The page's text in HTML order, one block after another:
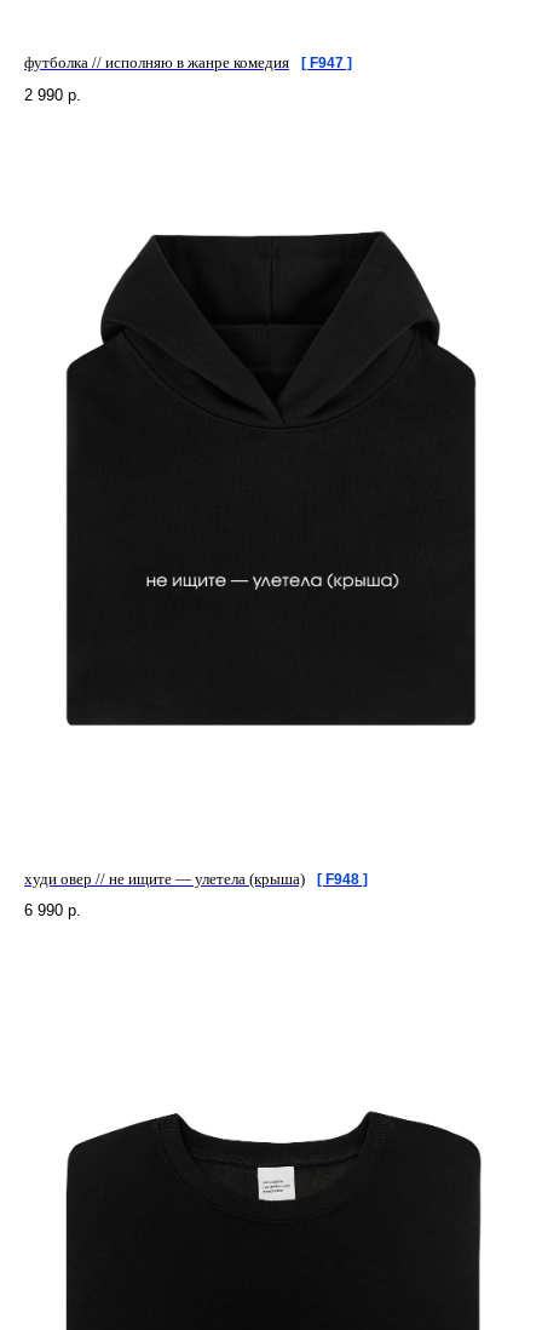
футболка // исполняю в жанре комедия [ F947 ]
2 990 р.
худи овер // не ищите — улетела (крыша) [ F948 ]
6 990 р.